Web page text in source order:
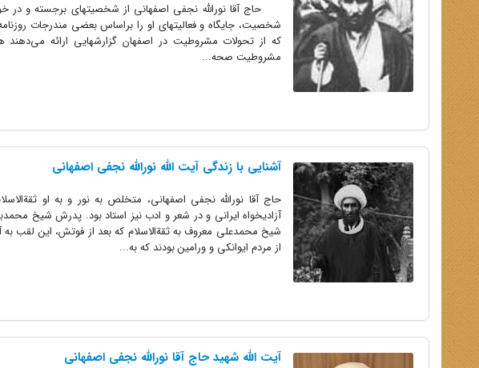
حاج آقا نورالله نجفى اصفهانى از شخصیتهاى برجسته و در
که از تحولات مشروطیت در اصفهان گزارشهایى ارائه
مشروطیت صحه...
آشنایی با زندگی آیت الله نورالله نجفی اصفهانی
حاج آقا نورالله نجفی اصفهانی، متخلص به نور و به او
آزادیخواه ایرانی و در شعر و ادب نیز استاد بود. پدرش شیخ
شیخ محمدعلی معروف به ثقةالاسلام که بعد از فوتش، این لقب به
از مردم ایوانکی و ورامین بودند که به...
آیت‏ الله شهید حاج ‏آقا نورالله نجفى‏ اصفهانى